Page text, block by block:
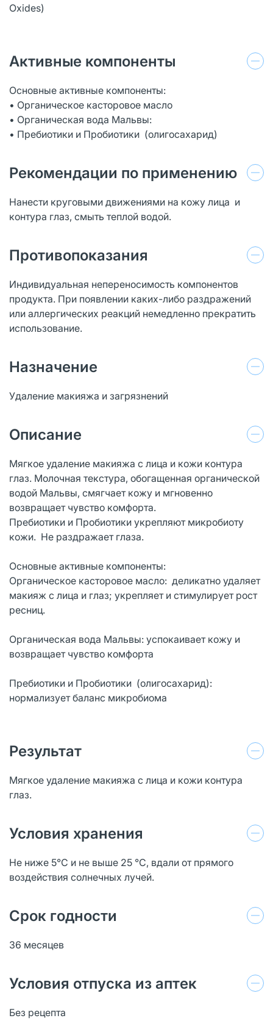
Oxides)
Активные компоненты
Основные активные компоненты:
• Органическое касторовое масло
• Органическая вода Мальвы:
• Пребиотики и Пробиотики (олигосахарид)
Рекомендации по применению
Нанести круговыми движениями на кожу лица и
контура глаз, смыть теплой водой.
Противопоказания
Индивидуальная непереносимость компонентов
продукта. При появлении каких-либо раздражений
или аллергических реакций немедленно прекратить
использование.
Назначение
Удаление макияжа и загрязнений
Описание
Мягкое удаление макияжа с лица и кожи контура
глаз. Молочная текстура, обогащенная органической
водой Мальвы, смягчает кожу и мгновенно
возвращает чувство комфорта.
Пребиотики и Пробиотики укрепляют микробиоту
кожи. Не раздражает глаза.
Основные активные компоненты:
Органическое касторовое масло: деликатно удаляет
макияж с лица и глаз; укрепляет и стимулирует рост
ресниц.
Органическая вода Мальвы: успокаивает кожу и
возвращает чувство комфорта
Пребиотики и Пробиотики (олигосахарид):
нормализует баланс микробиома
Результат
Мягкое удаление макияжа с лица и кожи контура
глаз.
Условия хранения
Не ниже 5°С и не выше 25 °С, вдали от прямого
воздействия солнечных лучей.
Срок годности
36 месяцев
Условия отпуска из аптек
Без рецепта